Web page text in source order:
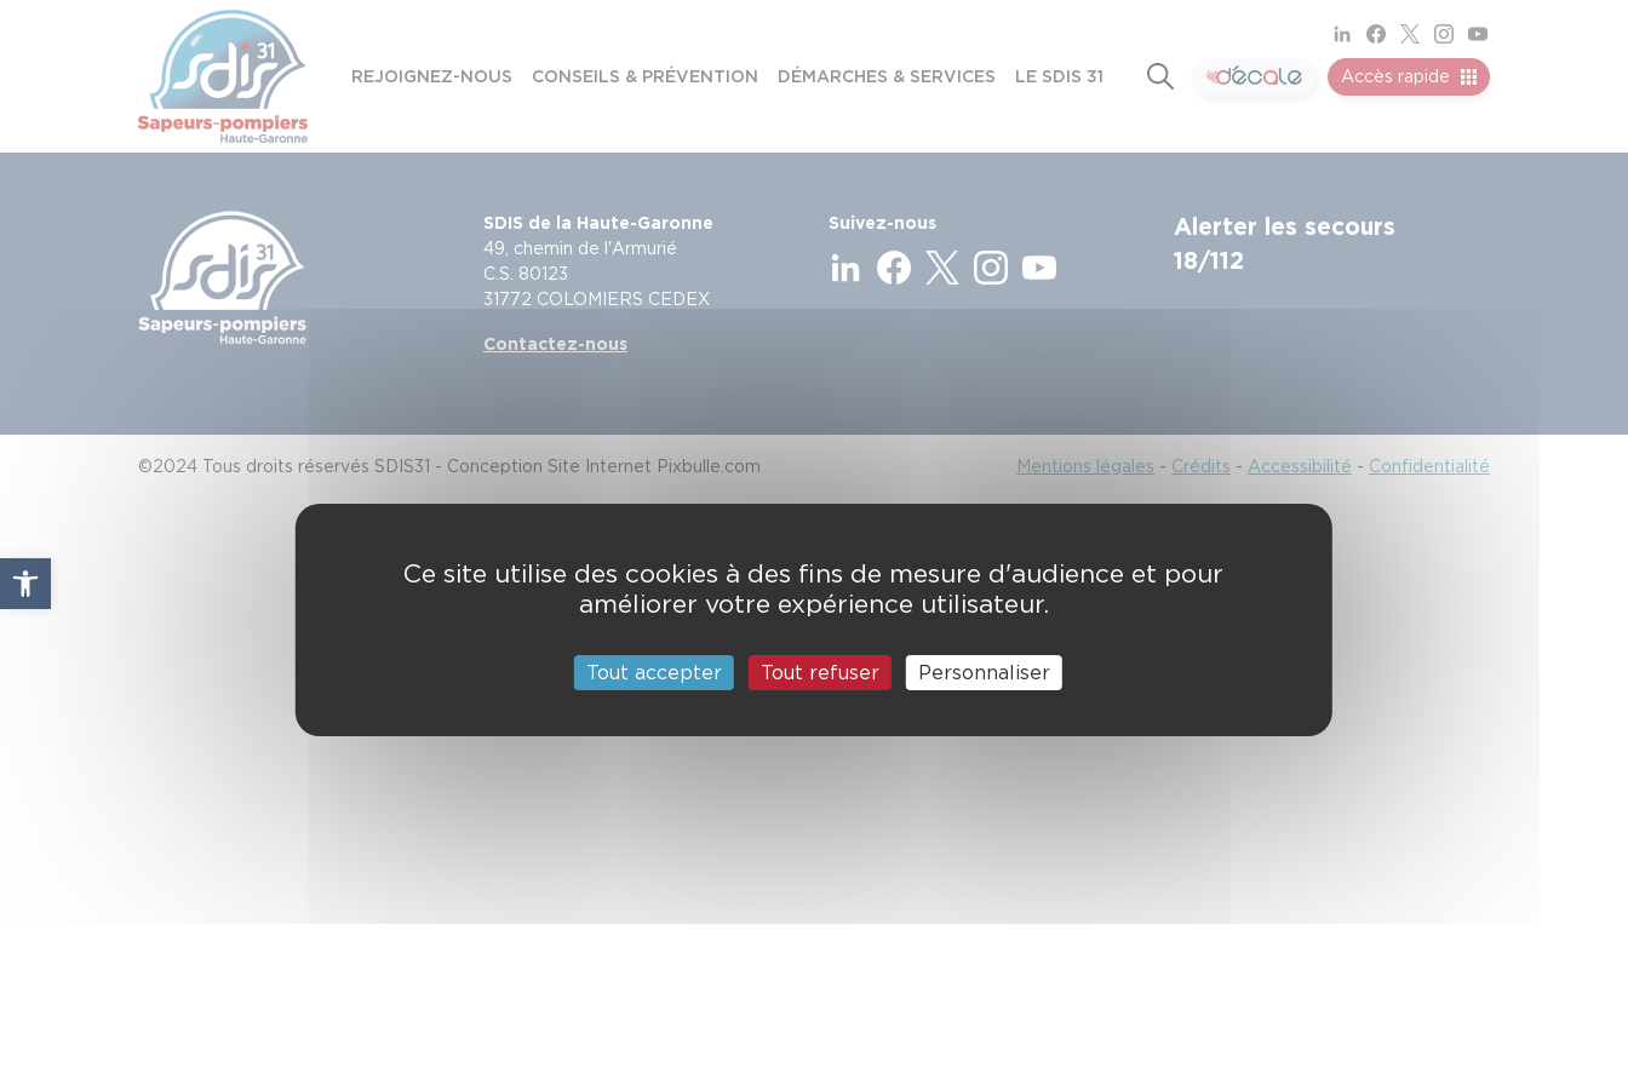
Ouvrir la barre d’outils
REJOIGNEZ-NOUS CONSEILS & PRÉVENTION DÉMARCHES & SERVICES LE SDIS 31 Accès rapide
SDIS de la Haute-Garonne
49, chemin de l'Armurié
C.S. 80123
31772 COLOMIERS CEDEX
Contactez-nous
Suivez-nous
Alerter les secours
18/112
©2024 Tous droits réservés SDIS31 - Conception Site Internet Pixbulle.com Mentions légales - Crédits - Accessibilité - Confidentialité
Panneau de gestion des cookies
Ce site utilise des cookies à des fins de mesure d'audience et pour
améliorer votre expérience utilisateur.
Tout accepter Tout refuser Personnaliser